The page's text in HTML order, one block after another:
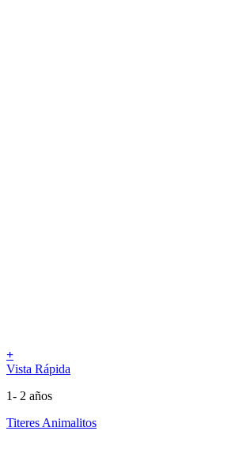
+
Vista Rápida
1- 2 años
Titeres Animalitos